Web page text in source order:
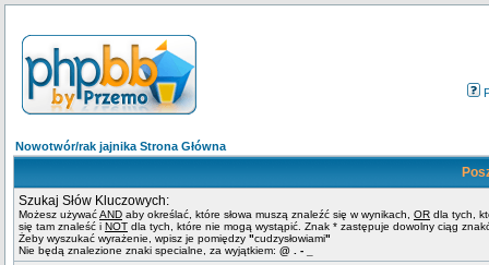
Nowotwór/rak jajnika Strona Główna
Szukaj Słów Kluczowych:
Możesz używaćAND aby określać, które słowa muszą znaleźć się w wynikach, OR dla tych,
się tam znaleść i NOT dla tych, które nie mogą wystąpić. Znak * zastępuje dowolny ciąg
Żeby wyszukać wyrażenie, wpisz je pomiędzy "cudzysłowiami"
Nie będą znalezione znaki specialne, za wyjątkiem: @ . - _